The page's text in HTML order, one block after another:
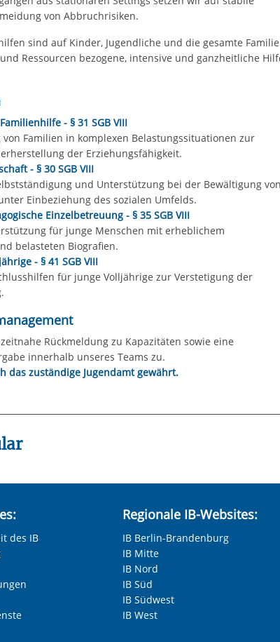
von Abbruchrisiken.
sind auf Kinder, Jugendliche und die gesamte
Ressourcen bezogene, intensive und ganzheitliche
- § 31 SGB VIII
Familien in komplexen Belastungssituationen zur
der Erziehungsfähigkeit.
- § 30 SGB VIII
und Unterstützung bei der Bewältigung von
Einbeziehung des sozialen Umfelds.
Einzelbetreuung - § 35 SGB VIII
für junge Menschen mit erheblichem
belasteten Biografien.
- § 41 SGB VIII
für junge Volljährige zur Verstetigung der
Rückmeldung zu Kapazitäten sowie eine
innerhalb unseres Teams zu.
das zuständige Jugendamt gewährt.
des IB
Regionale IB-Websites:
IB Berlin-Brandenburg
IB Mitte
IB Nord
IB Süd
IB Südwest
IB West